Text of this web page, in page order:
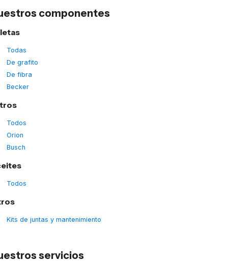
componentes
Todas
De grafito
De fibra
Becker
Todos
Orion
Busch
Todos
Kits de juntas y mantenimiento
servicios